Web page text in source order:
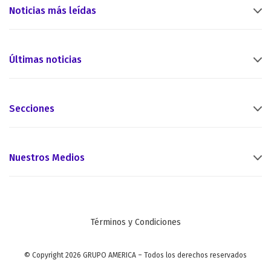
Noticias más leídas
Últimas noticias
Secciones
Nuestros Medios
Términos y Condiciones
© Copyright 2026 GRUPO AMERICA – Todos los derechos reservados